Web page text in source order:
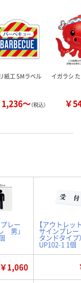
紙工 SMラベル
1,236～（税込）
イガラシ
￥
レー
男」
【アウトレッ
サインプレー
タンドタイプ
UP102-1 1個
￥1,060